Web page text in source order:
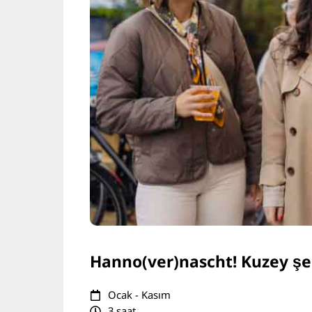
Hanno(ver)nascht! Kuzey
Ocak - Kasım